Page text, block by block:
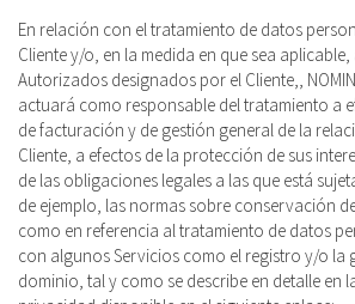
En relación con el tratamiento de datos
Cliente y/o, en la medida en que sea
Autorizados designados por el Cliente,,
actuará como responsable del tratamiento a
de facturación y de gestión general de la
Cliente, a efectos de la protección de sus
de las obligaciones legales a las que está
de ejemplo, las normas sobre conservación
como en referencia al tratamiento de datos
con algunos Servicios como el registro y/o la
dominio, tal y como se describe en detalle en